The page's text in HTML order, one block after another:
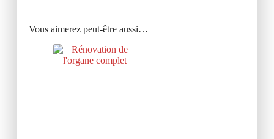
Vous aimerez peut-être aussi…